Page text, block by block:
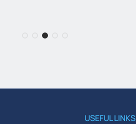
USEFUL LINKS